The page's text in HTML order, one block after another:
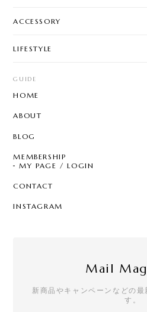
ACCESSORY
LIFESTYLE
GUIDE
HOME
ABOUT
BLOG
MEMBERSHIP
MY PAGE / LOGIN
CONTACT
INSTAGRAM
Mail
新商品やキャンペーンなどの最
す。